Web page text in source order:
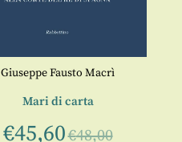
Giuseppe Fausto Macrì
Mari di carta
€45,60€48,00